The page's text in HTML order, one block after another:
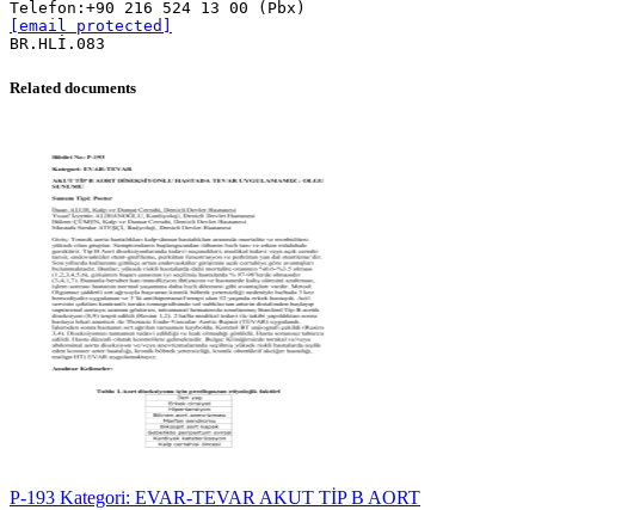
[email protected]
Related documents
P-193 Kategori: EVAR-TEVAR AKUT TİP B AORT